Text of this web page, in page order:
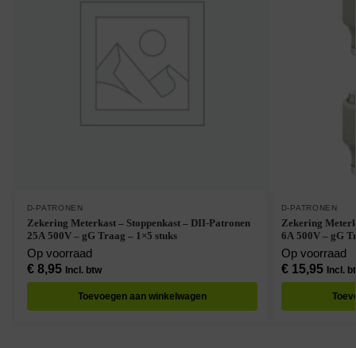
D-PATRONEN
Zekering Meterkast – Stoppenkast – DII-Patronen
25A 500V – gG Traag – 1×5 stuks
Op voorraad
€8,95 Incl. btw
Toevoegen aan winkelwagen
D-PATRONEN
Zekering
6A 500V – gG
Op voorraad
€15,95 Incl.